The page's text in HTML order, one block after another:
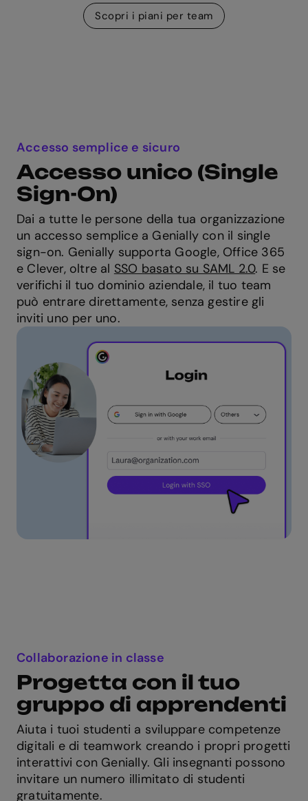
Scopri i piani per team
Accesso semplice e sicuro
Accesso unico (Single
Sign-On)
Dai a tutte le persone della tua organizzazione
un accesso semplice a Genially con il single
sign-on. Genially supporta Google, Office 365
e Clever, oltre al SSO basato su SAML 2.0. E se
verifichi il tuo dominio aziendale, il tuo team
può entrare direttamente, senza gestire gli
inviti uno per uno.
Collaborazione in classe
Progetta con il tuo
gruppo di apprendenti
Aiuta i tuoi studenti a sviluppare competenze
digitali e di teamwork creando i propri progetti
interattivi con Genially. Gli insegnanti possono
invitare un numero illimitato di studenti
gratuitamente.